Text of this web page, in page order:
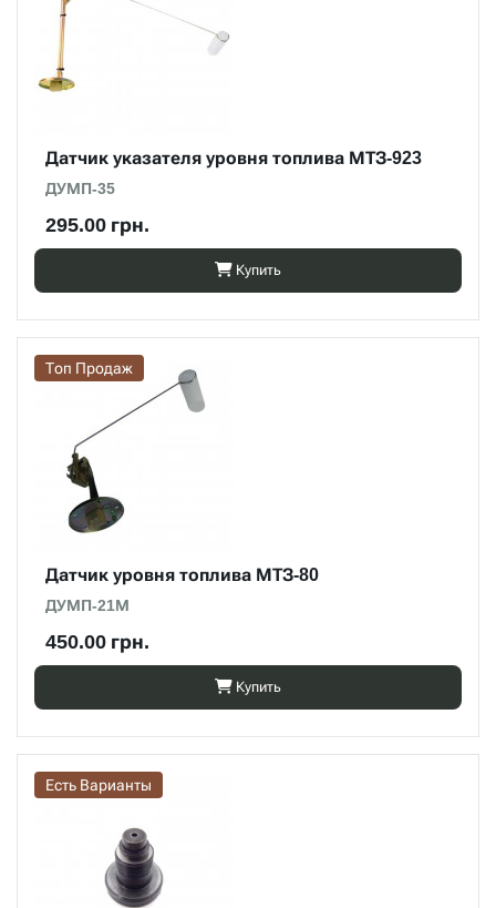
Датчик указателя уровня топлива МТЗ-923
ДУМП-35
295.00 грн.
Купить
Топ Продаж
Датчик уровня топлива МТЗ-80
ДУМП-21М
450.00 грн.
Купить
Есть Варианты